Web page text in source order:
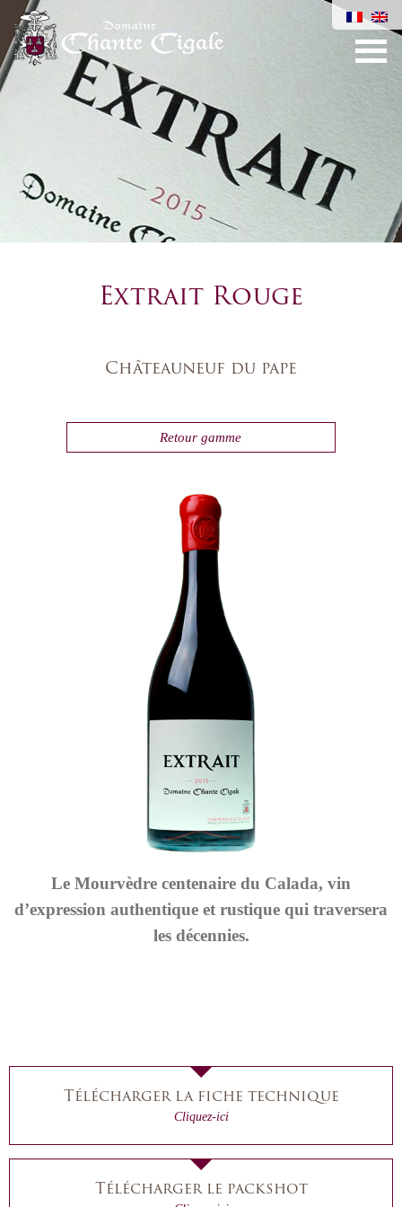
Extrait Rouge
Châteauneuf du pape
Retour gamme
Le Mourvèdre centenaire du Calada, vin
d’expression authentique et rustique qui traversera
les décennies.
Télécharger la fiche technique
Cliquez-ici
Télécharger le packshot